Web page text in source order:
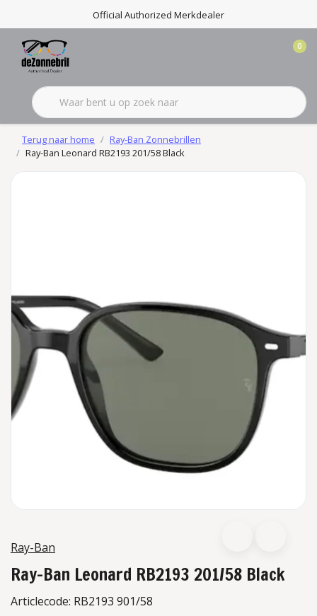
Official Authorized Merkdealer
0
Terug naar home
Ray-Ban Zonnebrillen
Ray-Ban Leonard RB2193 201/58 Black
Ray-Ban
Ray-Ban Leonard RB2193 201/58 Black
Articlecode: RB2193 901/58